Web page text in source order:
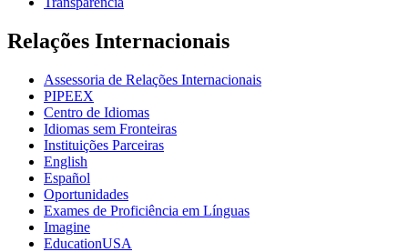
Relações Internacionais
Assessoria de Relações Internacionais
PIPEEX
Centro de Idiomas
Idiomas sem Fronteiras
Instituições Parceiras
English
Español
Oportunidades
Exames de Proficiência em Línguas
Imagine
EducationUSA